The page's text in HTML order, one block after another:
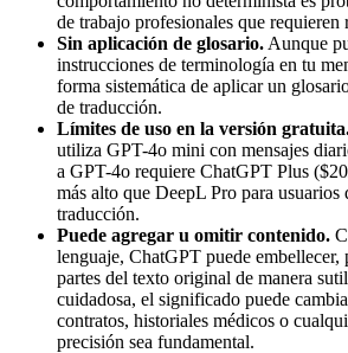
de trabajo profesionales que
Sin aplicación de glosario. Aunque
instrucciones de terminología en tu
forma sistemática de aplicar un
de traducción.
Límites de uso en la versión
utiliza GPT-4o mini con mensajes
a GPT-4o requiere ChatGPT Plus
más alto que DeepL Pro para usuarios
traducción.
Puede agregar u omitir contenido.
lenguaje, ChatGPT puede embellecer,
partes del texto original de manera
cuidadosa, el significado puede
contratos, historiales médicos o
precisión sea fundamental.